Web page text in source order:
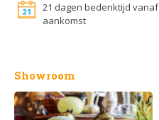
21 dagen bedenktijd vanaf
aankomst
Showroom